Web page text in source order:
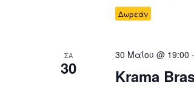
Δωρεάν
ΣΑ
30
30 Μαΐου @ 19:00
Krama